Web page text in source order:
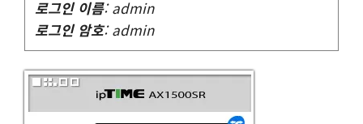
로그인 이름: admin
로그인 암호: admin